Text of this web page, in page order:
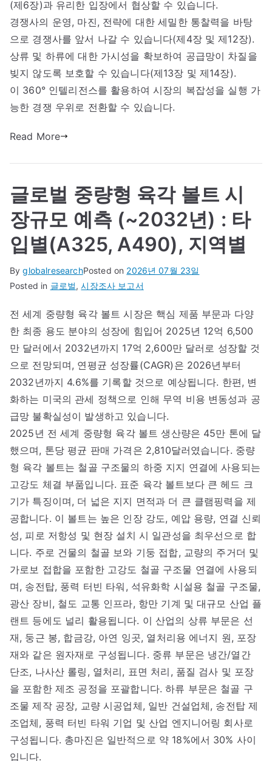
(제6장)과 유리한 입장에서 협상할 수 있습니다.
경쟁사의 운영, 마진, 전략에 대한 세밀한 통찰력을 바탕
으로 경쟁사를 앞서 나갈 수 있습니다(제4장 및 제12장).
상류 및 하류에 대한 가시성을 확보하여 공급망이 차질을
빚지 않도록 보호할 수 있습니다(제13장 및 제14장).
이 360° 인텔리전스를 활용하여 시장의 복잡성을 실행 가
능한 경쟁 우위로 전환할 수 있습니다.
Read More
글로벌 중량형 육각 볼트 시
장규모 예측 (~2032년) : 타
입별(A325, A490), 지역별
ByglobalresearchPosted on 2026년 07월 23일
Posted in 글로벌,시장조사 보고서
전 세계 중량형 육각 볼트 시장은 핵심 제품 부문과 다양
한 최종 용도 분야의 성장에 힘입어 2025년 12억 6,500
만 달러에서 2032년까지 17억 2,600만 달러로 성장할 것
으로 전망되며, 연평균 성장률(CAGR)은 2026년부터
2032년까지 4.6%를 기록할 것으로 예상됩니다. 한편, 변
화하는 미국의 관세 정책으로 인해 무역 비용 변동성과 공
급망 불확실성이 발생하고 있습니다.
2025년 전 세계 중량형 육각 볼트 생산량은 45만 톤에 달
했으며, 톤당 평균 판매 가격은 2,810달러였습니다. 중량
형 육각 볼트는 철골 구조물의 하중 지지 연결에 사용되는
고강도 체결 부품입니다. 표준 육각 볼트보다 큰 헤드 크
기가 특징이며, 더 넓은 지지 면적과 더 큰 클램핑력을 제
공합니다. 이 볼트는 높은 인장 강도, 예압 용량, 연결 신뢰
성, 피로 저항성 및 현장 설치 시 일관성을 최우선으로 합
니다. 주로 건물의 철골 보와 기둥 접합, 교량의 주거더 및
가로보 접합을 포함한 고강도 철골 구조물 연결에 사용되
며, 송전탑, 풍력 터빈 타워, 석유화학 시설용 철골 구조물,
광산 장비, 철도 교통 인프라, 항만 기계 및 대규모 산업 플
랜트 등에도 널리 활용됩니다. 이 산업의 상류 부문은 선
재, 둥근 봉, 합금강, 아연 잉곳, 열처리용 에너지 원, 포장
재와 같은 원자재로 구성됩니다. 중류 부문은 냉간/열간
단조, 나사산 롤링, 열처리, 표면 처리, 품질 검사 및 포장
을 포함한 제조 공정을 포괄합니다. 하류 부문은 철골 구
조물 제작 공장, 교량 시공업체, 일반 건설업체, 송전탑 제
조업체, 풍력 터빈 타워 기업 및 산업 엔지니어링 회사로
구성됩니다. 총마진은 일반적으로 약 18%에서 30% 사이
입니다.